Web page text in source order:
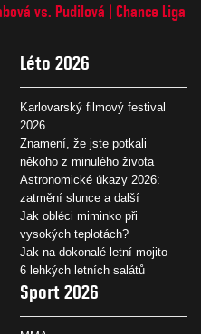
vs. Pudilová
Chance Liga
Léto 2026
Karlovarský filmový festival
2026
Znamení, že jste potkali
někoho z minulého života
Astronomické úkazy 2026:
zatmění slunce a další
Jak obléci miminko při
vysokých teplotách?
Jak na dokonalé letní mojito
6 lehkých letních salátů
Sport 2026